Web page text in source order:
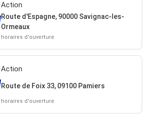
Action
Route d'Espagne, 90000 Savignac-les-
Ormeaux
horaires d'ouverture
Action
Route de Foix 33, 09100 Pamiers
horaires d'ouverture